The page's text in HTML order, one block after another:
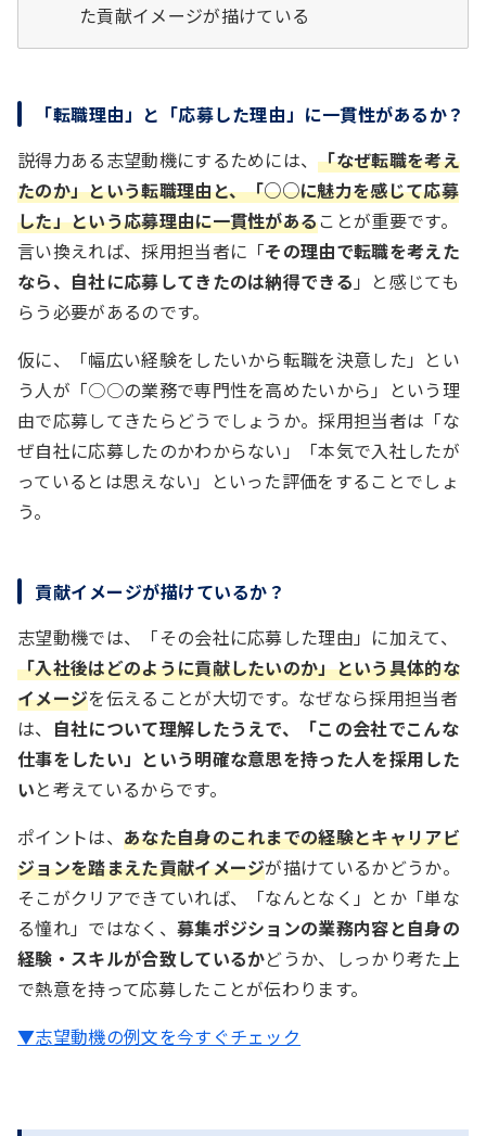
た貢献イメージが描けている
「転職理由」と「応募した理由」に一貫性があるか？
説得力ある志望動機にするためには、「なぜ転職を考え
たのか」という転職理由と、「○○に魅力を感じて応募
した」という応募理由に一貫性があることが重要です。
言い換えれば、採用担当者に「その理由で転職を考えた
なら、自社に応募してきたのは納得できる 」と感じても
らう必要があるのです。
仮に、「幅広い経験をしたいから転職を決意した」とい
う人が「○○の業務で専門性を高めたいから」という理
由で応募してきたらどうでしょうか。採用担当者は「な
ぜ自社に応募したのかわからない」「本気で入社したが
っているとは思えない」といった評価をすることでしょ
う。
貢献イメージが描けているか？
志望動機では、「その会社に応募した理由」に加えて、
「入社後はどのように貢献したいのか」という具体的な
イメージを伝えることが大切です。なぜなら採用担当者
は、 自社について理解したうえで、「この会社でこんな
仕事をしたい」という明確な意思を持った人を採用した
いと考えているからです。
ポイントは、 あなた自身のこれまでの経験とキャリアビ
ジョンを踏まえた貢献イメージが描けているかどうか。
そこがクリアできていれば、「なんとなく」とか「単な
る憧れ」ではなく、 募集ポジションの業務内容と自身の
経験・スキルが合致しているかどうか、しっかり考た上
で熱意を持って応募したことが伝わります。
▼志望動機の例文を今すぐチェック